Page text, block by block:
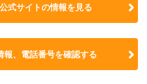
式サイトの情報を見る
報、電話番号を確認する